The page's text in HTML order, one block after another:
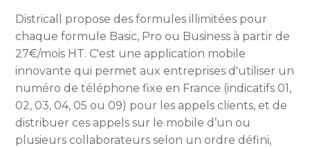
Districall propose des formules illimitées pour
chaque formule Basic, Pro ou Business à partir de
27€/mois HT. C'est une application mobile
innovante qui permet aux entreprises d'utiliser un
numéro de téléphone fixe en France (indicatifs 01,
02, 03, 04, 05 ou 09) pour les appels clients, et de
distribuer ces appels sur le mobile d’un ou
plusieurs collaborateurs selon un ordre défini,